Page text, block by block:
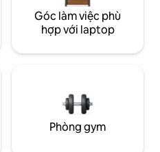
Góc làm việc phù
hợp với laptop
Phòng gym